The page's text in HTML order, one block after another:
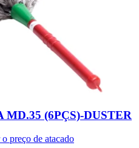
MD.35 (6PÇS)-DUSTER
preço de atacado